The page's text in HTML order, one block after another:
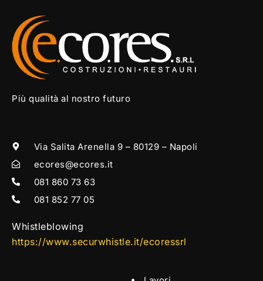
Più qualità al nostro futuro
Via Salita Arenella 9 – 80129 – Napoli
ecores@ecores.it
081 860 73 63
081 852 77 05
Whistleblowing
https://www.securwhistle.it/ecoressrl